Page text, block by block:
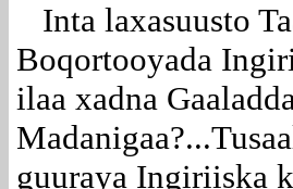
Inta laxasuusto
Boqortooyada
ilaa xadna
guuraya Ingiriiska